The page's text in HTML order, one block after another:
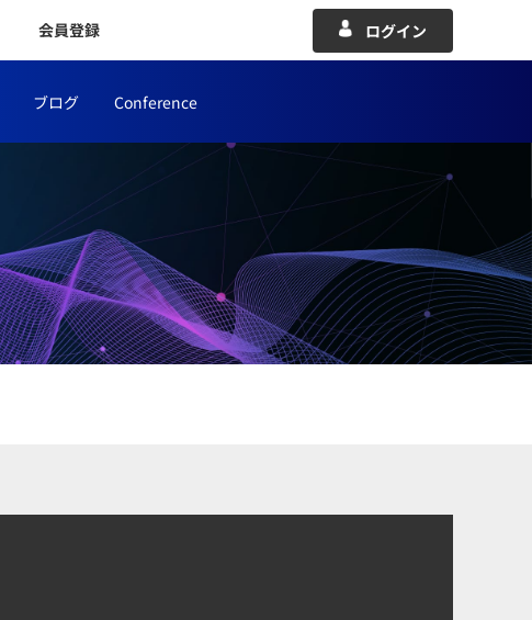
会員登録 ログイン
ブログ Conference